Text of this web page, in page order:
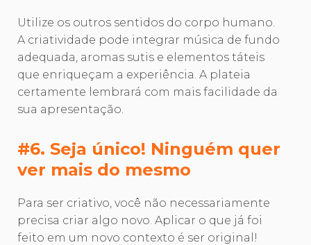
Utilize os outros sentidos do corpo humano.
A criatividade pode integrar música de fundo
adequada, aromas sutis e elementos táteis
que enriqueçam a experiência. A plateia
certamente lembrará com mais facilidade da
sua apresentação.
#6. Seja único! Ninguém quer
ver mais do mesmo
Para ser criativo, você não necessariamente
precisa criar algo novo. Aplicar o que já foi
feito em um novo contexto é ser original!